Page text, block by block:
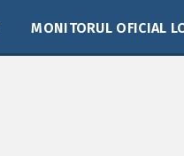
MONITORUL OFICIAL